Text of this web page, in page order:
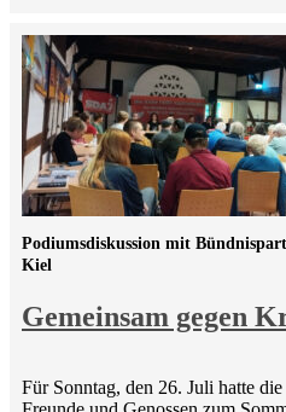
Gemeinsam gegen
Podiumsdiskussion mit
Kiel
Für Sonntag, den 26. Juli hatte